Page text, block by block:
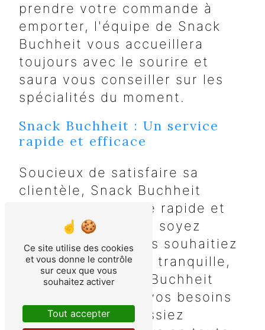
prendre votre commande à
emporter, l'équipe de Snack
Buchheit vous accueillera
toujours avec le sourire et
saura vous conseiller sur les
spécialités du moment.
Snack Buchheit : Un service
rapide et efficace
Soucieux de satisfaire sa
clientèle, Snack Buchheit
propose un service rapide et
efficace. Que vous soyez
pressé ou que vous souhaitiez
profiter d'un repas tranquille,
l'équipe de Snack Buchheit
saura s'adapter à vos besoins
pour que vous puissiez
Ce site utilise des cookies
et vous donne le contrôle
sur ceux que vous
souhaitez activer
Tout accepter